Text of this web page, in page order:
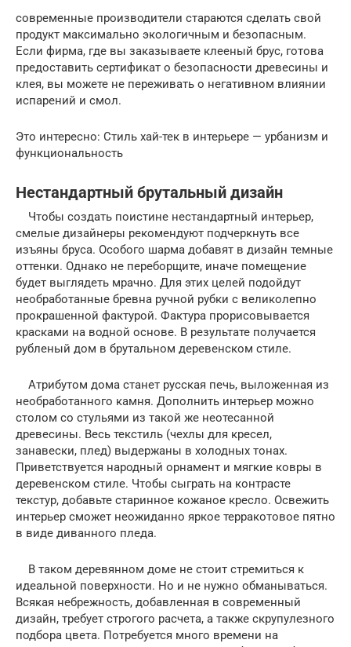
современные производители стараются сделать свой
продукт максимально экологичным и безопасным.
Если фирма, где вы заказываете клееный брус, готова
предоставить сертификат о безопасности древесины и
клея, вы можете не переживать о негативном влиянии
испарений и смол.
Это интересно: Стиль хай-тек в интерьере — урбанизм и
функциональность
Нестандартный брутальный дизайн
Чтобы создать поистине нестандартный интерьер,
смелые дизайнеры рекомендуют подчеркнуть все
изъяны бруса. Особого шарма добавят в дизайн темные
оттенки. Однако не переборщите, иначе помещение
будет выглядеть мрачно. Для этих целей подойдут
необработанные бревна ручной рубки с великолепно
прокрашенной фактурой. Фактура прорисовывается
красками на водной основе. В результате получается
рубленый дом в брутальном деревенском стиле.
Атрибутом дома станет русская печь, выложенная из
необработанного камня. Дополнить интерьер можно
столом со стульями из такой же неотесанной
древесины. Весь текстиль (чехлы для кресел,
занавески, плед) выдержаны в холодных тонах.
Приветствуется народный орнамент и мягкие ковры в
деревенском стиле. Чтобы сыграть на контрасте
текстур, добавьте старинное кожаное кресло. Освежить
интерьер сможет неожиданно яркое терракотовое пятно
в виде диванного пледа.
В таком деревянном доме не стоит стремиться к
идеальной поверхности. Но и не нужно обманываться.
Всякая небрежность, добавленная в современный
дизайн, требует строгого расчета, а также скрупулезного
подбора цвета. Потребуется много времени на